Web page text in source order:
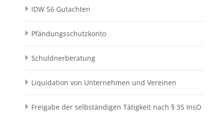
IDW S6 Gutachten
Pfändungsschutzkonto
Schuldnerberatung
Liquidation von Unternehmen und Vereinen
Freigabe der selbständigen Tätigkeit nach § 35 InsO